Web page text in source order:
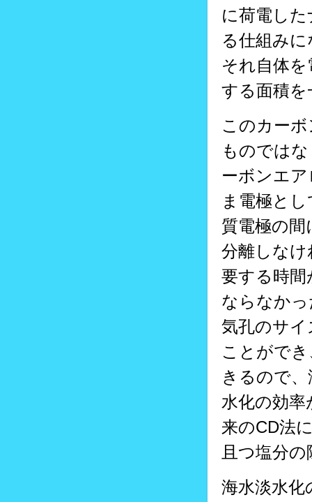
に荷電し
る仕組み
それ自体
する面積
このカー
ものでは
ーボンエ
ま電極と
質電極の
分離しな
要する時
ならなか
気孔のサ
ことがで
きるので
水化の効
来のCD法
且つ塩分
海水淡水